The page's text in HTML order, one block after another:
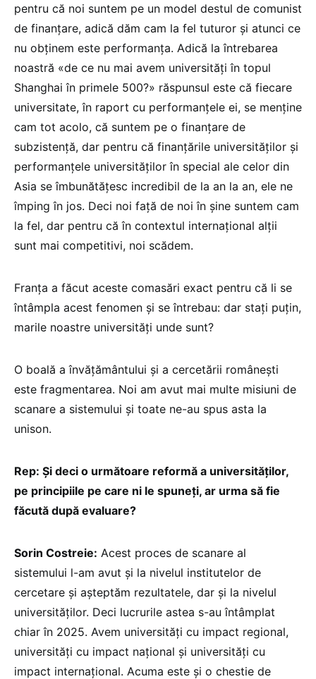
pentru că noi suntem pe un model destul de comunist
de finanțare, adică dăm cam la fel tuturor și atunci ce
nu obținem este performanța. Adică la întrebarea
noastră «de ce nu mai avem universități în topul
Shanghai în primele 500?» răspunsul este că fiecare
universitate, în raport cu performanțele ei, se menține
cam tot acolo, că suntem pe o finanțare de
subzistență, dar pentru că finanțările universităților și
performanțele universităților în special ale celor din
Asia se îmbunătățesc incredibil de la an la an, ele ne
împing în jos. Deci noi față de noi în șine suntem cam
la fel, dar pentru că în contextul internațional alții
sunt mai competitivi, noi scădem.
Franța a făcut aceste comasări exact pentru că li se
întâmpla acest fenomen și se întrebau: dar stați puțin,
marile noastre universități unde sunt?
O boală a învățământului și a cercetării românești
este fragmentarea. Noi am avut mai multe misiuni de
scanare a sistemului și toate ne-au spus asta la
unison.
Rep: Și deci o următoare reformă a universităților,
pe principiile pe care ni le spuneți, ar urma să fie
făcută după evaluare?
Sorin Costreie: Acest proces de scanare al
sistemului l-am avut și la nivelul institutelor de
cercetare și așteptăm rezultatele, dar și la nivelul
universităților. Deci lucrurile astea s-au întâmplat
chiar în 2025. Avem universități cu impact regional,
universități cu impact național și universități cu
impact internațional. Acuma este și o chestie de